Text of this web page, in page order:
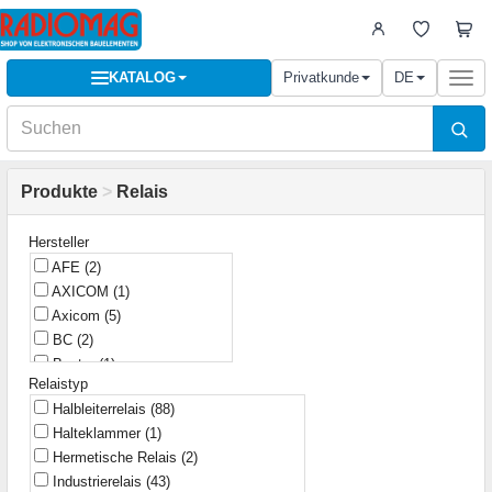
KATALOG Privatkunde DE
Produkte > Relais
Hersteller
AFE (2)
AXICOM (1)
Axicom (5)
BC (2)
Bestar(1)
CARLO GAVAZZI
CEL(1)
CG(26)
CLARE(4)
Carlo(3)
Relaistyp
Halbleiterrelais (88)
Halteklammer (1)
Hermetische Relais (2)
Industrierelais (43)